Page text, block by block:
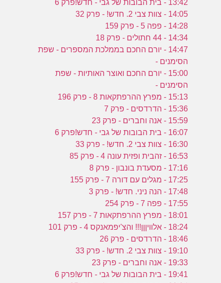
13:42 - בית הבובות של גבי - חדש!פרק 6
14:05 - צוות צבי 2. חדש! - פרק 32
14:28 - פפה 5 - פרק 159
14:34 - 44 חתולים - פרק 18
14:47 - יורם החכם בממלכת המספרים - שפת
הסימנים -
15:00 - יורם החכם ואוצר האותיות - שפת
הסימנים -
15:13 - מפרץ ההרפתקאות 8 - פרק 196
15:36 - הדרדסים - פרק 7
15:59 - אנה וחברים - פרק 23
16:07 - בית הבובות של גבי - חדש!פרק 6
16:30 - צוות צבי 2. חדש! - פרק 33
16:53 - זהבית ופזית עונה 4 - פרק 85
17:16 - מסעדת בונבון - פרק 8
17:25 - מגלים עם דורה 7 - פרק 155
17:48 - הנה ניני. חדש! - פרק 3
17:55 - פפה 7 - פרק 254
18:01 - מפרץ ההרפתקאות 7 - פרק 157
18:24 - אלוויןןן!!! והצ'יפמאנקס 4 - פרק 101
18:46 - הדרדסים - פרק 26
19:10 - צוות צבי 2. חדש! - פרק 33
19:33 - אנה וחברים - פרק 23
19:41 - בית הבובות של גבי - חדש!פרק 6